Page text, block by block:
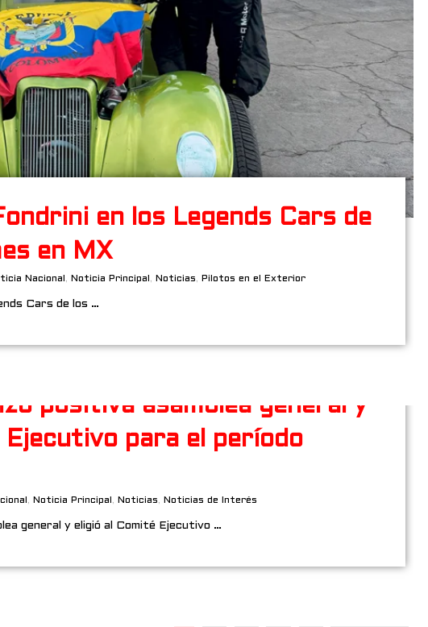
en los Legends Cars de
en MX
Nacional , Noticia Principal , Noticias, Pilotos en el Exterior
Cars de los …
positiva asamblea general y
Ejecutivo para el período
, Noticia Principal , Noticias, Noticias de Interés
general y eligió al Comité Ejecutivo …